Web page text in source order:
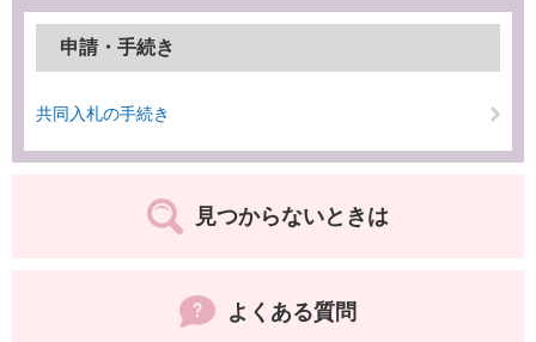
申請・手続き
共同入札の手続き
見つからないときは
よくある質問